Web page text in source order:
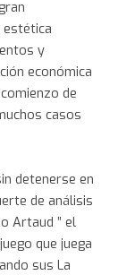
estética
y
económica
de
casos
detenerse en
de análisis
Artaud ” el
que juega
sus La